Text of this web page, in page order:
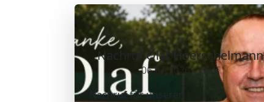
Nachruf Olaf Hoerschelmann
06.07.2026 - Wolf
Nachruf für unseren